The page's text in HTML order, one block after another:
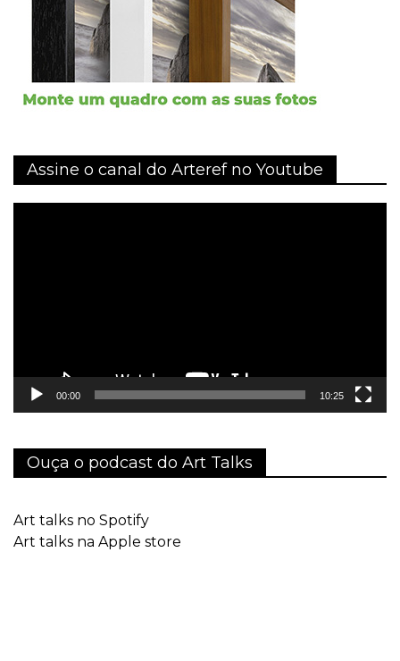
Assine o canal do Arteref no Youtube
00:00 10:25
Ouça o podcast do Art Talks
Art talks no Spotify
Art talks na Apple store